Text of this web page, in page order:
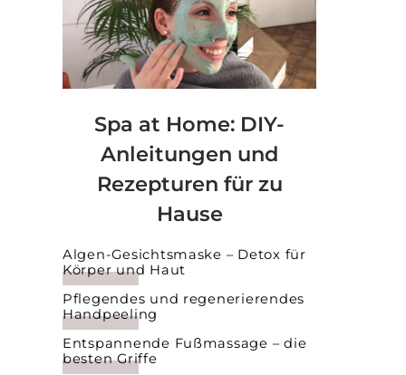
Spa at Home: DIY-
Anleitungen und
Rezepturen für zu
Hause
Algen-Gesichtsmaske – Detox für
Körper und Haut
Pflegendes und regenerierendes
Handpeeling
Entspannende Fußmassage – die
besten Griffe